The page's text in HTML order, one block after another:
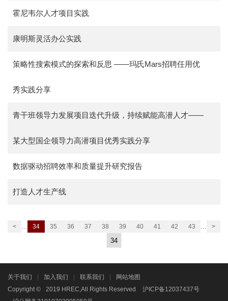
霍尼韦尔人才项目实践
康明斯灵活办公实践
策略性搜索模式的探索和反思 ——玛氏Mars招聘任用优
秀实践分享
青干班领导力发展项目迭代升级，持续赋能高潜人才——
某大型国企领导力高潜项目优秀实践分享
数据驱动招聘效率和质量提升研究报告
打造人才生产线
< ... 34 35 36 37 38 39 40 41 42 43 ... >
关于我们 加入我们 联系我们
网站地图
Copyright ©
2019 HREC,All Rights Reserved
沪ICP备12037437号